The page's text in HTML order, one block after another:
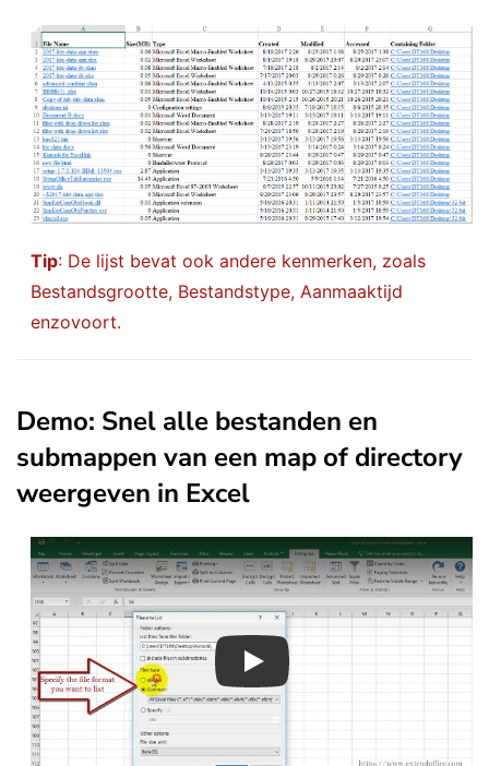
Tip: De lijst bevat ook andere kenmerken, zoals
Bestandsgrootte, Bestandstype, Aanmaaktijd
enzovoort.
Demo: Snel alle bestanden en
submappen van een map of directory
weergeven in Excel
Play